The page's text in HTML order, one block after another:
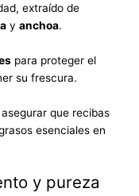
extraído de
yanchoa.
para proteger el
su frescura.
que recibas
esenciales en
y pureza